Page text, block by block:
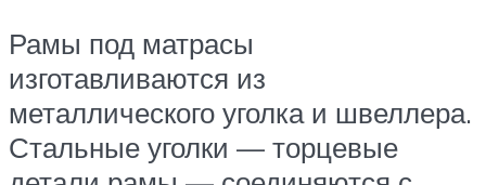
Рамы под матрасы
изготавливаются из
металлического уголка и швеллера.
Стальные уголки — торцевые